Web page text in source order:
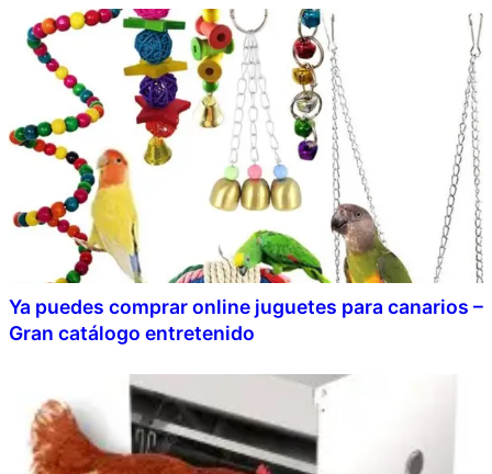
Ya puedes comprar online juguetes para canarios –
Gran catálogo entretenido